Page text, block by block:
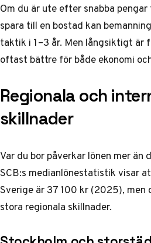
Om du är ute efter snabba
spara till en bostad kan
taktik i 1–3 år. Men långsiktigt är
oftast bättre för både ekonomi
Regionala och
skillnader
Var du bor påverkar lönen mer än
SCB:s medianlönestatistikvisar
Sverige är 37 100 kr (2025), men
stora regionala skillnader.